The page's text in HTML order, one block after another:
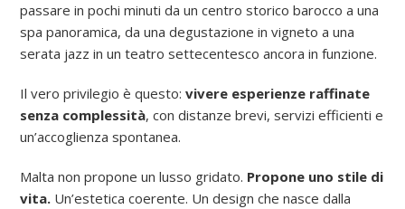
passare in pochi minuti da un centro storico barocco a una
spa panoramica, da una degustazione in vigneto a una
serata jazz in un teatro settecentesco ancora in funzione.
Il vero privilegio è questo:vivere esperienze raffinate
senza complessità, con distanze brevi, servizi efficienti e
un’accoglienza spontanea.
Malta non propone un lusso gridato. Propone uno stile di
vita. Un’estetica coerente. Un design che nasce dalla